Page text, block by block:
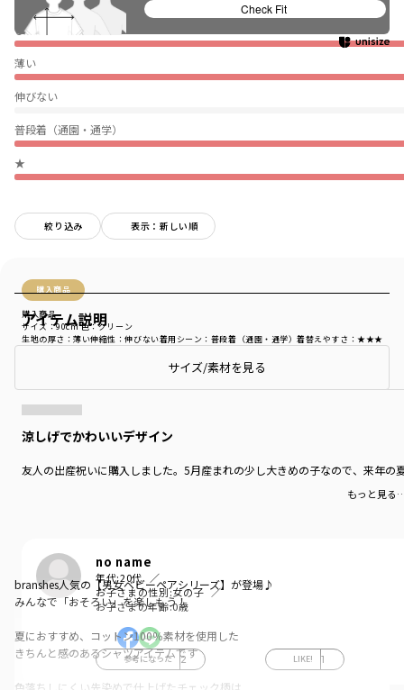
ぴったり
薄い
伸びない
普段着（通園・通学）
★
絞り込み 表示：新しい順
購入商品
購入商品
生地の厚さ ：薄い伸縮性 ：伸びない着用シーン ：普段着（通園・通学）着替えやすさ ：★★★
サイズ：90cm色：グリーン
涼しげでかわいいデザイン
友人の出産祝いに購入しました。5月産まれの少し大きめの子なので、来年
もっと見る
no name
年代:20代
お子さまの性別:女の子
お子さまの年齢:0歳
参考になった 2 LIKE! 1
アイテム説明
サイズ/素材を見る
branshes人気の【男女ベビーペアシリーズ】が登場♪
みんなで「おそろい」を楽しもう！
夏におすすめ、コットン100％素材を使用した
きちんと感のあるシャツアイテムです
色落ちしにくい先染めで仕上げたチェック柄は
Check Fit